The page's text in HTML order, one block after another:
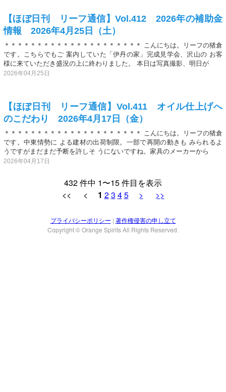
【ほぼ日刊 リーフ通信】Vol.412 2026年の補助金
情報 2026年4月25日（土）
＊＊＊＊＊＊＊＊＊＊＊＊＊＊＊＊＊＊＊＊＊ こんにちは。リーフの猪倉
です。こちらでもご 案内していた「伊丹の家」完成見学会、沢山の お客
様に来ていただき盛況の上に終わりました。 本日は写真撮影、明日が
2026年04月25日
【ほぼ日刊 リーフ通信】Vol.411 オイル仕上げへ
のこだわり 2026年4月17日（金）
＊＊＊＊＊＊＊＊＊＊＊＊＊＊＊＊＊＊＊＊＊ こんにちは。リーフの猪倉
です。中東情勢に よる建材の出荷制限。一部で再開の動きも みられるよ
うですがまだまだ予断を許しそ うにないですね。家具のメーカーから
2026年04月17日
432 件中 1〜15 件目を表示
<< < 1 23 45 > >>
プライバシーポリシー | 著作権侵害の申し立て
Copyright © Orange Spirits All Rights Reserved.